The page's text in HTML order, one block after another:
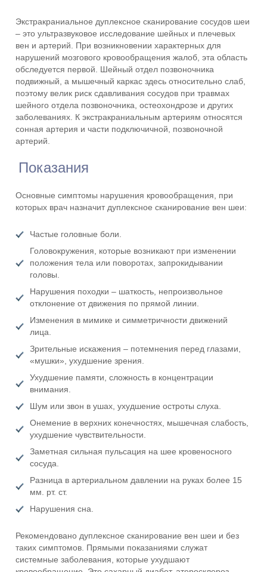
Экстракраниальное дуплексное сканирование сосудов шеи
– это ультразвуковое исследование шейных и плечевых
вен и артерий. При возникновении характерных для
нарушений мозгового кровообращения жалоб, эта область
обследуется первой. Шейный отдел позвоночника
подвижный, а мышечный каркас здесь относительно слаб,
поэтому велик риск сдавливания сосудов при травмах
шейного отдела позвоночника, остеохондрозе и других
заболеваниях. К экстракраниальным артериям относятся
сонная артерия и части подключичной, позвоночной
артерий.
Показания
Основные симптомы нарушения кровообращения, при
которых врач назначит дуплексное сканирование вен шеи:
Частые головные боли.
Головокружения, которые возникают при изменении
положения тела или поворотах, запрокидывании
головы.
Нарушения походки – шаткость, непроизвольное
отклонение от движения по прямой линии.
Изменения в мимике и симметричности движений
лица.
Зрительные искажения – потемнения перед глазами,
«мушки», ухудшение зрения.
Ухудшение памяти, сложность в концентрации
внимания.
Шум или звон в ушах, ухудшение остроты слуха.
Онемение в верхних конечностях, мышечная слабость,
ухудшение чувствительности.
Заметная сильная пульсация на шее кровеносного
сосуда.
Разница в артериальном давлении на руках более 15
мм. рт. ст.
Нарушения сна.
Рекомендовано дуплексное сканирование вен шеи и без
таких симптомов. Прямыми показаниями служат
системные заболевания, которые ухудшают